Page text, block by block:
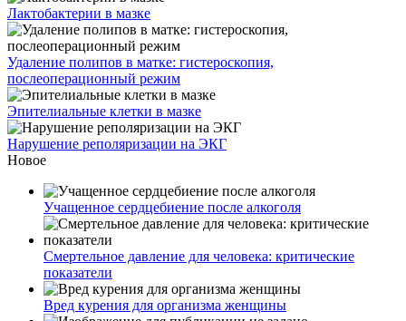
Лактобактерии в мазке
Удаление полипов в матке: гистероскопия,
послеоперационный режим
Эпителиальные клетки в мазке
Нарушение реполяризации на ЭКГ
Новое
Учащенное сердцебиение после алкоголя
Смертельное давление для человека: критические
показатели
Вред курения для организма женщины